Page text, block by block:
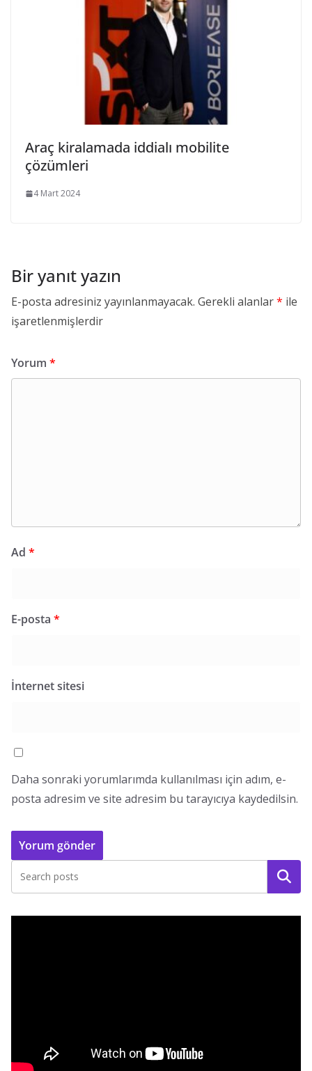
Araç kiralamada iddialı mobilite
çözümleri
4 Mart 2024
Bir yanıt yazın
E-posta adresiniz yayınlanmayacak. Gerekli alanlar* ile
işaretlenmişlerdir
Yorum *
Ad *
E-posta *
İnternet sitesi
Daha sonraki yorumlarımda kullanılması için adım, e-
posta adresim ve site adresim bu tarayıcıya kaydedilsin.
Ara